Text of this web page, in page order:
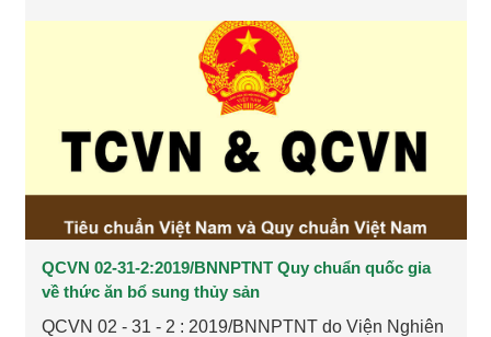
QCVN 02-31-2:2019/BNNPTNT Quy chuẩn quốc gia
về thức ăn bổ sung thủy sản
QCVN 02 - 31 - 2 : 2019/BNNPTNT do Viện Nghiên